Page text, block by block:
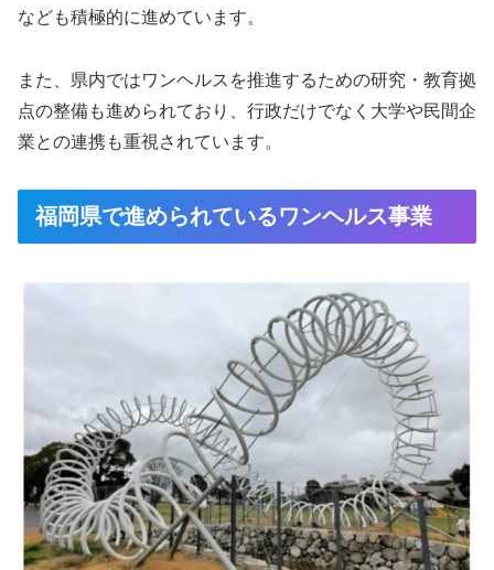
なども積極的に進めています。
また、県内ではワンヘルスを推進するための研究・教育拠
点の整備も進められており、行政だけでなく大学や民間企
業との連携も重視されています。
福岡県で進められているワンヘルス事業